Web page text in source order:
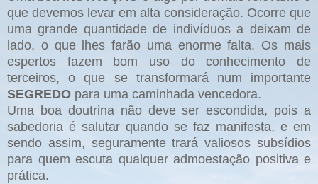
que devemos levar em alta consideração. Ocorre que
uma grande quantidade de indivíduos a deixam de
lado, o que lhes farão uma enorme falta. Os mais
espertos fazem bom uso do conhecimento de
terceiros, o que se transformará num importante
SEGREDO para uma caminhada vencedora.
Uma boa doutrina não deve ser escondida, pois a
sabedoria é salutar quando se faz manifesta, e em
sendo assim, seguramente trará valiosos subsídios
para quem escuta qualquer admoestação positiva e
prática.